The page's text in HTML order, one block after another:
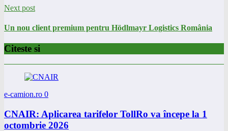
Next post
Un nou client premium pentru Hödlmayr Logistics România
Citeste si
e-camion.ro 0
CNAIR: Aplicarea tarifelor TollRo va începe la 1
octombrie 2026